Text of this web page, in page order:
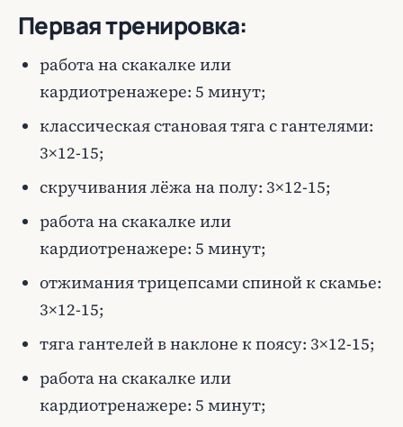
Первая тренировка:
работа на скакалке или
кардиотренажере: 5 минут;
классическая становая тяга с гантелями:
3×12-15;
скручивания лёжа на полу: 3×12-15;
работа на скакалке или
кардиотренажере: 5 минут;
отжимания трицепсами спиной к скамье:
3×12-15;
тяга гантелей в наклоне к поясу: 3×12-15;
работа на скакалке или
кардиотренажере: 5 минут;